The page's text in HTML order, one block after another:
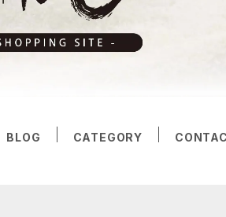
BLOG CATEGORY